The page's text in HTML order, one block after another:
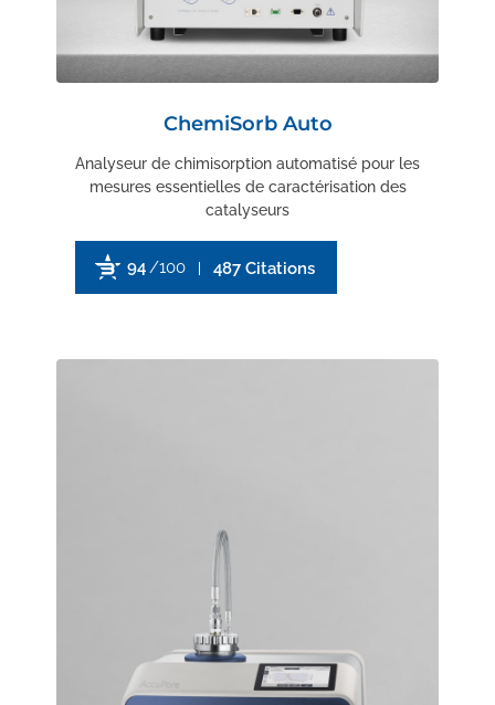
ChemiSorb Auto
Analyseur de chimisorption automatisé pour les
mesures essentielles de caractérisation des
catalyseurs
94/100 487 Citations